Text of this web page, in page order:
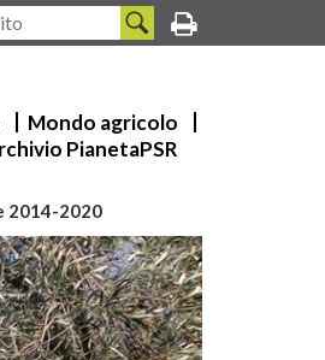
Mondo agricolo
PianetaPSR
2014-2020